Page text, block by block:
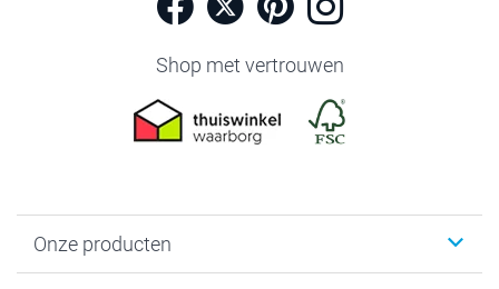
Shop met vertrouwen
Onze producten